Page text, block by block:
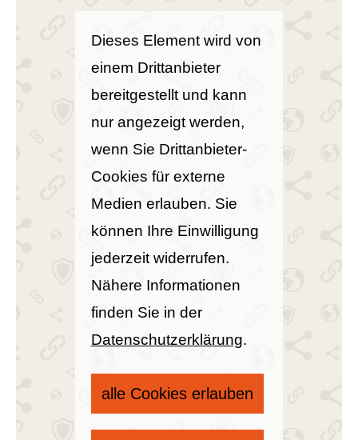
Dieses Element wird von
einem Drittanbieter
bereitgestellt und kann
nur angezeigt werden,
wenn Sie Drittanbieter-
Cookies für externe
Medien erlauben. Sie
können Ihre Einwilligung
jederzeit widerrufen.
Nähere Informationen
finden Sie in der
Datenschutzerklärung.
alle Cookies erlauben